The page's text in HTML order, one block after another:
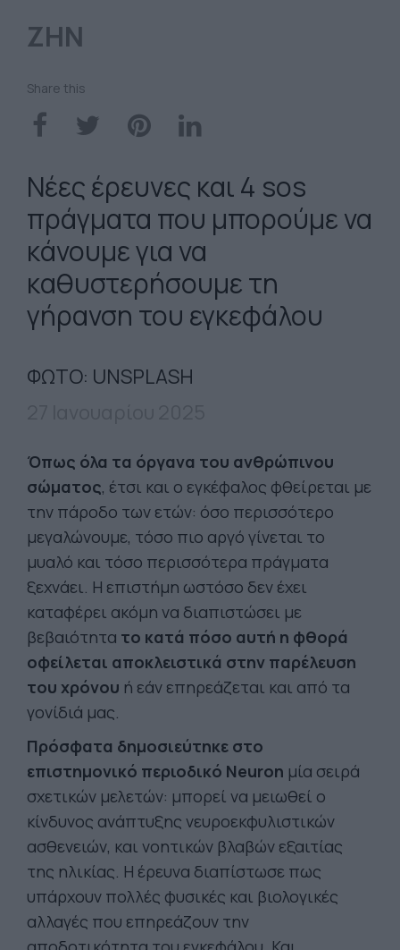
ΖΗΝ
Share this
Νέες έρευνες και 4 sos
πράγματα που μπορούμε να
κάνουμε για να
καθυστερήσουμε τη
γήρανση του εγκεφάλου
ΦΩΤΟ: UNSPLASH
Όπως όλα τα όργανα του ανθρώπινου
σώματος, έτσι και ο εγκέφαλος φθείρεται με
την πάροδο των ετών: όσο περισσότερο
μεγαλώνουμε, τόσο πιο αργό γίνεται το
μυαλό και τόσο περισσότερα πράγματα
ξεχνάει. Η επιστήμη ωστόσο δεν έχει
καταφέρει ακόμη να διαπιστώσει με
βεβαιότητα το κατά πόσο αυτή η φθορά
οφείλεται αποκλειστικά στην παρέλευση
του χρόνου ή εάν επηρεάζεται και από τα
γονίδιά μας.
Πρόσφατα δημοσιεύτηκε στο
επιστημονικό περιοδικό Neuron μία σειρά
σχετικών μελετών: μπορεί να μειωθεί ο
κίνδυνος ανάπτυξης νευροεκφυλιστικών
ασθενειών, και νοητικών βλαβών εξαιτίας
της ηλικίας. Η έρευνα διαπίστωσε πως
υπάρχουν πολλές φυσικές και βιολογικές
αλλαγές που επηρεάζουν την